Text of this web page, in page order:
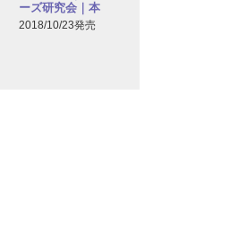
ーズ研究会｜本
2018/10/23発売